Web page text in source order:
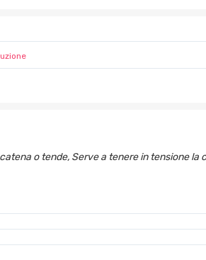
o tende, Serve a tenere in tensione la